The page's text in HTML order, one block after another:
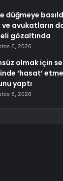
düğmeye
avukatların
gözaltında
6, 2026
olmak için
‘hasat’
yaptı
6, 2026